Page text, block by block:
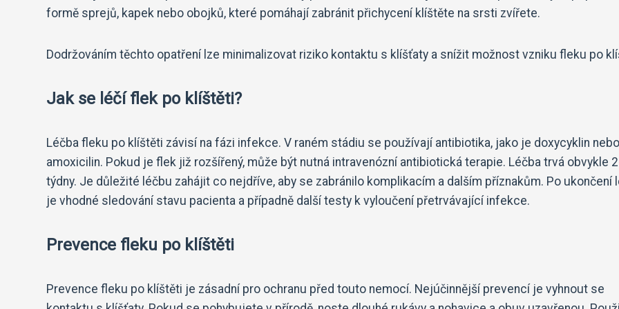
formě sprejů, kapek nebo obojků, které pomáhají zabránit přichycení klíštěte na srsti zvířete.
Dodržováním těchto opatření lze minimalizovat riziko kontaktu s klíšťaty a snížit možnost vzniku fleku po
Jak se léčí flek po klíštěti?
Léčba fleku po klíštěti závisí na fázi infekce. V raném stádiu se používají antibiotika, jako je doxycyklin nebo
amoxicilin. Pokud je flek již rozšířený, může být nutná intravenózní antibiotická terapie. Léčba trvá obvykle
týdny. Je důležité léčbu zahájit co nejdříve, aby se zabránilo komplikacím a dalším příznakům. Po ukončení
je vhodné sledování stavu pacienta a případně další testy k vyloučení přetrvávající infekce.
Prevence fleku po klíštěti
Prevence fleku po klíštěti je zásadní pro ochranu před touto nemocí. Nejúčinnější prevencí je vyhnout se